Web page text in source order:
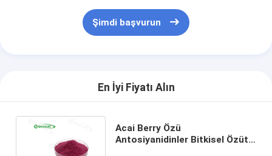
Şimdi başvurun
En İyi Fiyatı Alın
Acai Berry Özü
Antosiyanidinler Bitkisel Özüt